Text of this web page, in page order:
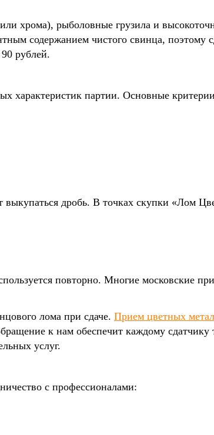
хрома), рыболовные грузила и
содержанием чистого свинца, поэтому
рублей.
характеристик партии. Основные
дробь. В точках скупки «Лом
повторно. Многие московские
лома при сдаче. Прием цветных
к нам обеспечит каждому сдатчику
услуг.
с профессионалами: